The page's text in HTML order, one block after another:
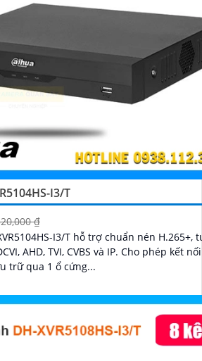
I3/T
₫
I3/T hỗ trợ chuẩn nén H.265+,
CVBS và IP. Cho phép kết nối tối đa 6
trữ qua 1 ổ cứng...